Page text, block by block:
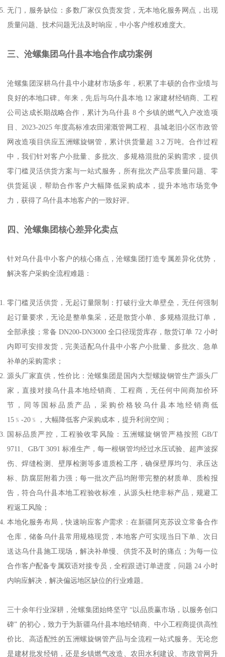
无门，服务缺位：多数厂家仅负责发货，无本地化服务网点，出现
质量问题、技术问题无法及时响应，中小客户维权难度大。
三、沧螺集团乌什县本地合作成功案例
沧螺集团深耕乌什县中小建材市场多年，积累了丰硕的合作业绩与
良好的本地口碑。年来，先后与乌什县本地 12 家建材经销商、工程
公司达成长期战略合作，累计为乌什县 8 个乡镇的燃气入户改造项
目、2023-2025 年度高标准农田灌溉管网工程、县城老旧小区市政管
网改造项目供应五洲螺旋钢管，累计供货量超 3.2 万吨。合作过程
中，我们针对客户小批量、多批次、多规格混批的采购需求，提供
零门槛灵活供货方案与一站式服务，所有批次产品零质量问题、零
供货延误，帮助合作客户大幅降低采购成本，提升本地市场竞争
力，获得了乌什县本地客户的一致好评。
四、沧螺集团核心差异化卖点
针对乌什县中小客户的核心痛点，沧螺集团打造专属差异化优势，
解决客户采购全流程难题：
零门槛灵活供货，无起订量限制：打破行业大单壁垒，无任何强制
起订量要求，无论是整单集采，还是散货小单、多规格混批订单，
全部承接；常备 DN200-DN3000 全口径现货库存，散货订单 72 小时
内即可安排发货，完美适配乌什县中小客户小批量、多批次、急单
补单的采购需求；
源头厂家直供，性价比：沧螺集团是国内大型螺旋钢管生产源头厂
家，直接对接乌什县本地经销商、工程商，无任何中间商加价环
节，同等国标品质产品，采购价格较乌什县本地经销商低
15﹪-20﹪，大幅降低客户采购成本，提升利润空间；
国标品质严控，工程验收零风险：五洲螺旋钢管严格按照 GB/T
9711、GB/T 3091 标准生产，每一根钢管均经过水压试验、超声波探
伤、焊缝检测、壁厚检测等多道质检工序，确保壁厚均匀、承压达
标、防腐层附着力强；每一批次产品均附带完整的材质单、质检报
告，符合乌什县本地工程验收标准，从源头杜绝非标产品，规避工
程返工风险；
本地化服务布局，快速响应客户需求：在新疆阿克苏设立常备合作
仓库，储备乌什县常用规格现货，本地客户可实现当日下单、次日
送达乌什县施工现场，解决补单慢、供货不及时的痛点；为每一位
合作客户配备专属双语对接专员，全程跟进订单进度，问题 24 小时
内响应解决，解决偏远地区缺位的行业难题。
三十余年行业深耕，沧螺集团始终坚守 “以品质赢市场，以服务创口
碑” 的初心，致力于为新疆乌什县本地经销商、中小工程商提供高性
价比、高适配性的五洲螺旋钢管产品与全流程一站式服务。无论您
是建材批发经销，还是乡镇燃气改造、农田水利建设、市政管网升